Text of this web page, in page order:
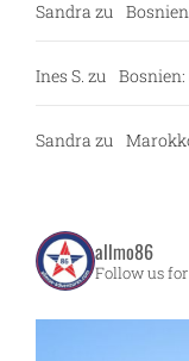
Sandra zu
Ines S. zu
Sandra zu
allmo86
Follow us